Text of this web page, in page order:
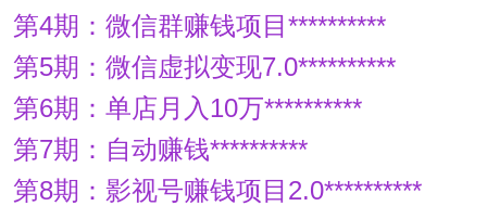
第4期：微信群赚钱项目**********
第5期：微信虚拟变现7.0**********
第6期：单店月入10万**********
第7期：自动赚钱**********
第8期：影视号赚钱项目2.0**********